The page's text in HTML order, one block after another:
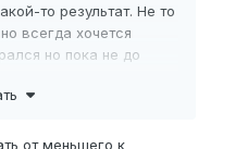
то результат. Не то
всегда хочется
но пока не до
от меньшего к